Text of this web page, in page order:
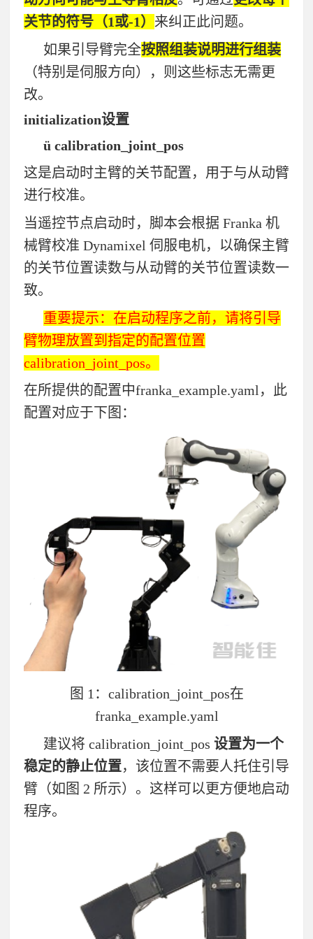
关节的符号（1或-1 ） 来纠正此问题。
如果引导臂完全按照组装说明进行组装
（特别是伺服方向），则这些标志无需更
改。
initialization设置
ü calibration_joint_pos
这是启动时主臂的关节配置，用于与从动臂
进行校准。
当遥控节点启动时，脚本会根据 Franka 机
械臂校准 Dynamixel 伺服电机，以确保主臂
的关节位置读数与从动臂的关节位置读数一
致。
重要提示：在启动程序之前，请将引导
臂物理放置到指定的配置位置
calibration_joint_pos。
在所提供的配置中franka_example.yaml ，此
配置对应于下图：
图 1 ： calibration_joint_pos在
franka_example.yaml
建议将 calibration_joint_pos 设置为一个
稳定的静止位置，该位置不需要人托住引导
臂（如图 2 所示）。这样可以更方便地启动
程序。